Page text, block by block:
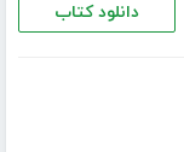
دانلود کتاب